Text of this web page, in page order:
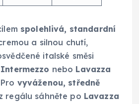
spolehlivá, standardní
a silnou chutí,
italské směsi
nebo Lavazza
vyváženou, středně
z regálu sáhněte po Lavazza